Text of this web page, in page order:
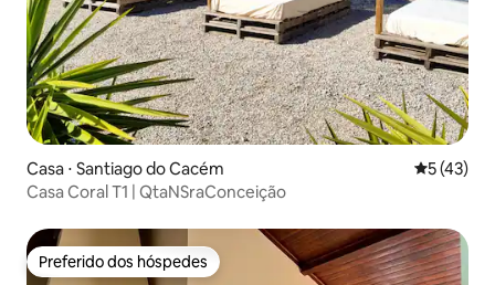
Casa ⋅ Santiago do Cacém 5 de uma
5 (43)
Casa Coral T1 | QtaNSraConceição
Preferido dos hóspedes
Preferido dos hóspedes